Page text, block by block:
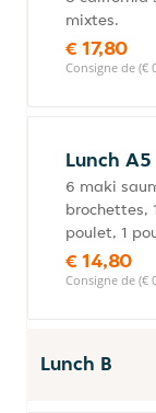
mixtes.
€ 17,80
Consigne de (€
Lunch A5
6 maki
brochettes,
poulet, 1
€ 14,80
Consigne de (€
Lunch B